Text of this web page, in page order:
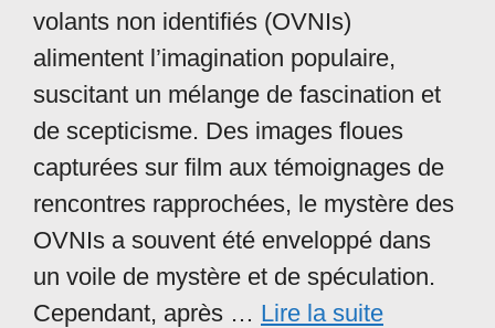
volants non identifiés (OVNIs)
alimentent l’imagination populaire,
suscitant un mélange de fascination et
de scepticisme. Des images floues
capturées sur film aux témoignages de
rencontres rapprochées, le mystère des
OVNIs a souvent été enveloppé dans
un voile de mystère et de spéculation.
Cependant, après … Lire la suite